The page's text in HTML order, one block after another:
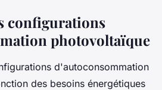
configurations
photovoltaïque
d'autoconsommation
des besoins énergétiques